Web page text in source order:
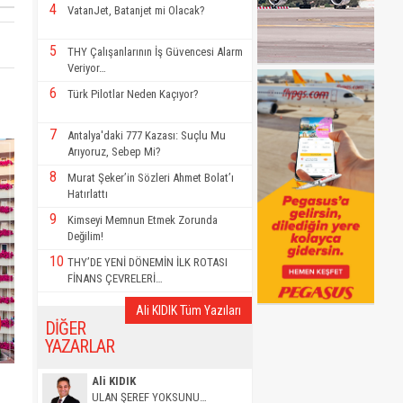
4 VatanJet, Batanjet mi Olacak?
5
THY Çalışanlarının İş Güvencesi Alarm
Veriyor…
6 Türk Pilotlar Neden Kaçıyor?
7
Antalya'daki 777 Kazası: Suçlu Mu
Arıyoruz, Sebep Mi?
8
Murat Şeker’in Sözleri Ahmet Bolat’ı
Hatırlattı
9
Kimseyi Memnun Etmek Zorunda
Değilim!
10 THY’DE YENİ DÖNEMİN İLK ROTASI
FİNANS ÇEVRELERİ…
Ali KIDIK Tüm Yazıları
DİĞER
YAZARLAR
Ali KIDIK
ULAN ŞEREF YOKSUNU…